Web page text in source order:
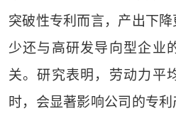
突破性专利而言，产出下
少还与高研发导向型企业
关。研究表明，劳动力平
时，会显著影响公司的专利